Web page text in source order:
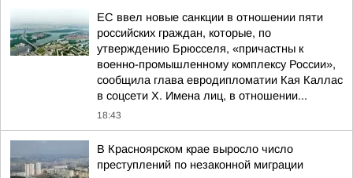
ЕС ввел новые санкции в отношении пяти
российских граждан, которые, по
утверждению Брюсселя, «причастны к
военно-промышленному комплексу России»,
сообщила глава евродипломатии Кая Каллас
в соцсети Х. Имена лиц, в отношении...
18:43
В Красноярском крае выросло число
преступлений по незаконной миграции